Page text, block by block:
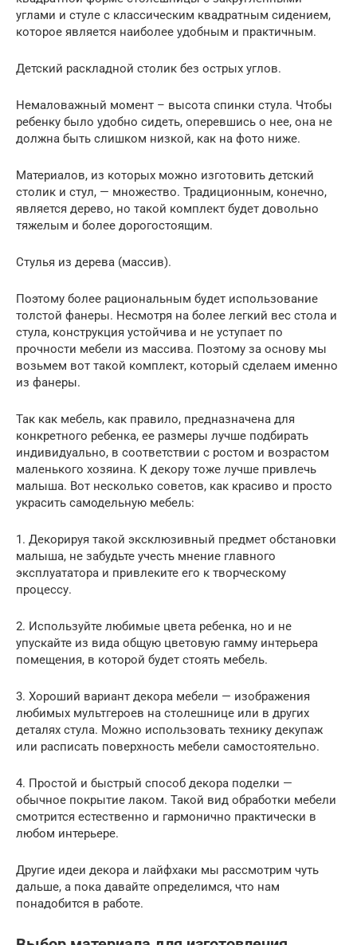
углами и стуле с классическим квадратным сидением,
которое является наиболее удобным и практичным.
Детский раскладной столик без острых углов.
Немаловажный момент – высота спинки стула. Чтобы
ребенку было удобно сидеть, оперевшись о нее, она не
должна быть слишком низкой, как на фото ниже.
Материалов, из которых можно изготовить детский
столик и стул, — множество. Традиционным, конечно,
является дерево, но такой комплект будет довольно
тяжелым и более дорогостоящим.
Стулья из дерева (массив).
Поэтому более рациональным будет использование
толстой фанеры. Несмотря на более легкий вес стола и
стула, конструкция устойчива и не уступает по
прочности мебели из массива. Поэтому за основу мы
возьмем вот такой комплект, который сделаем именно
из фанеры.
Так как мебель, как правило, предназначена для
конкретного ребенка, ее размеры лучше подбирать
индивидуально, в соответствии с ростом и возрастом
маленького хозяина. К декору тоже лучше привлечь
малыша. Вот несколько советов, как красиво и просто
украсить самодельную мебель:
1. Декорируя такой эксклюзивный предмет обстановки
малыша, не забудьте учесть мнение главного
эксплуататора и привлеките его к творческому
процессу.
2. Используйте любимые цвета ребенка, но и не
упускайте из вида общую цветовую гамму интерьера
помещения, в которой будет стоять мебель.
3. Хороший вариант декора мебели — изображения
любимых мультгероев на столешнице или в других
деталях стула. Можно использовать технику декупаж
или расписать поверхность мебели самостоятельно.
4. Простой и быстрый способ декора поделки —
обычное покрытие лаком. Такой вид обработки мебели
смотрится естественно и гармонично практически в
любом интерьере.
Другие идеи декора и лайфхаки мы рассмотрим чуть
дальше, а пока давайте определимся, что нам
понадобится в работе.